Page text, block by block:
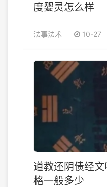
度婴灵怎么样
法事法术 10-27
道教还阴债经
格一般多少